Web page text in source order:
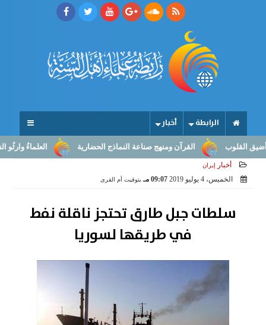
الرابطة أخبار
العلماءُ وارثُو القرآن ومنهج صناعة النماذج الحضارية
أخبار إيران
الخميس، 4 يوليو 2019 09:07 مـ بتوقيت أم القرى
سلطات جبل طارق تحتجز ناقلة نفط
في طريقها لسوريا